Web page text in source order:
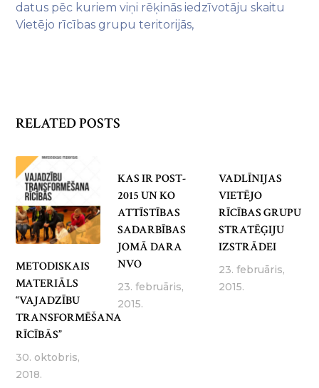
datus pēc kuriem viņi rēķinās iedzīvotāju skaitu
Vietējo rīcības grupu teritorijās,
RELATED POSTS
METODISKAIS
MATERIĀLS
“VAJADZĪBU
TRANSFORMĒŠANA
RĪCĪBĀS”
30. oktobris,
2018.
KAS IR POST-
2015 UN KO
ATTĪSTĪBAS
SADARBĪBAS
JOMĀ DARA
NVO
23. februāris,
2015.
VADLĪNIJAS
VIETĒJO
RĪCĪBAS GRUPU
STRATĒĢIJU
IZSTRĀDEI
23. februāris,
2015.